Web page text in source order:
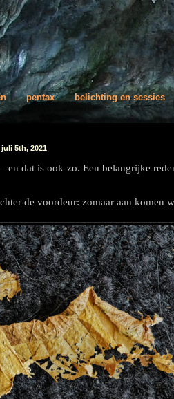
pentax belichting en sessies
5th, 2021
en dat is ook zo. Een belangrijke
de voordeur: zomaar aan komen